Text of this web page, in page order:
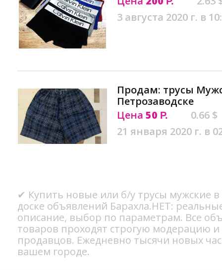
3 августа 2020 г. в
Продам: трусы
Петрозаводске
Цена 50 Р.
0.66 $
21 января 2020 г. в
✔ Купить новые или б/у трусы мужские в
доске объявлений Барахла.НЕТ:
описание, выбор по параметрам. Все
товаров проходят строгую модерацию
продавцов. Ежедневно тысячи новых
вашем городе.